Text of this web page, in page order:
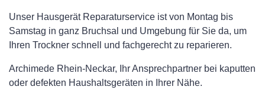
Unser Hausgerät Reparaturservice ist von Montag bis
Samstag in ganz Bruchsal und Umgebung für Sie da, um
Ihren Trockner schnell und fachgerecht zu reparieren.
Archimede Rhein-Neckar, Ihr Ansprechpartner bei kaputten
oder defekten Haushaltsgeräten in Ihrer Nähe.